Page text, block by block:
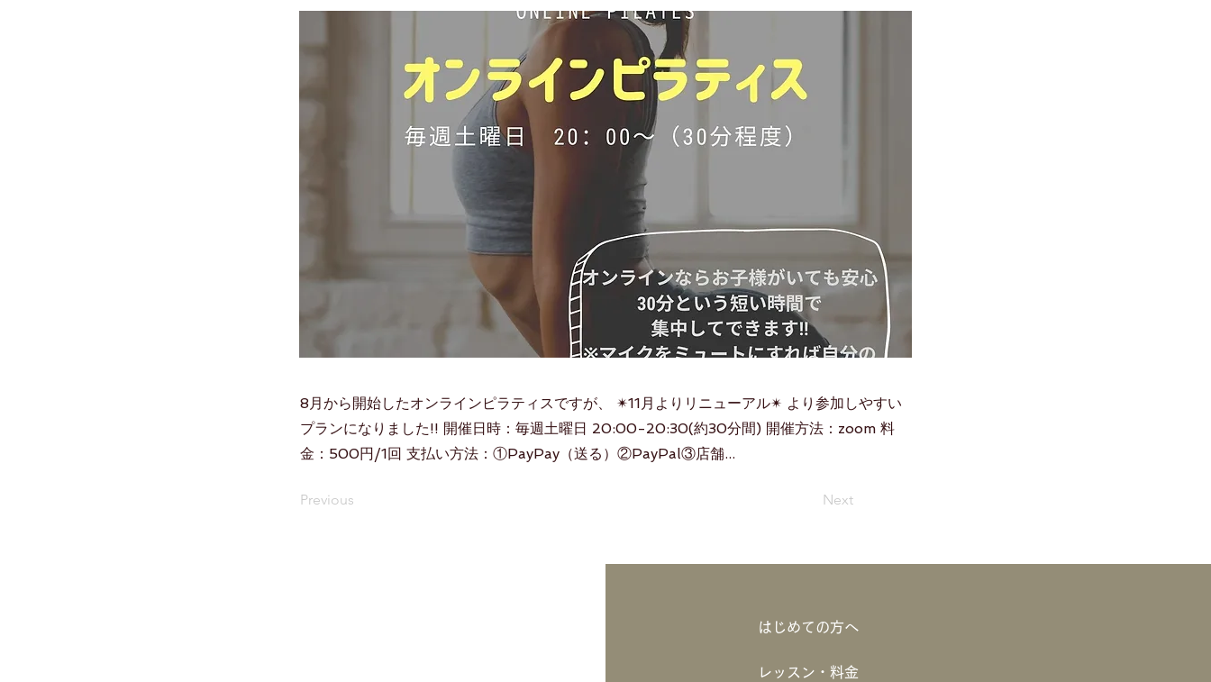
8月から開始したオンラインピラティスですが、 ✴︎11月よりリニューアル✴︎ より参加しやすい
プランになりました!! 開催日時：毎週土曜日 20:00-20:30(約30分間) 開催方法：zoom 料
金：500円/1回 支払い方法：①PayPay（送る）②PayPal③店舗...
Previous Next
はじめての方へ
レッスン・料金